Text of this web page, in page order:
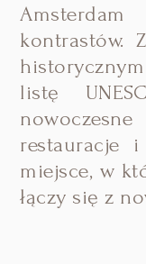
kontrastów.
listę
restauracje
miejsce, w
łączy się z